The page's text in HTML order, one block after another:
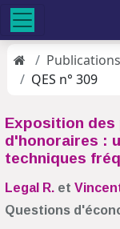
Publications
QES n° 309
Exposition
d'honoraires :
techniques
Legal R. et
Questions